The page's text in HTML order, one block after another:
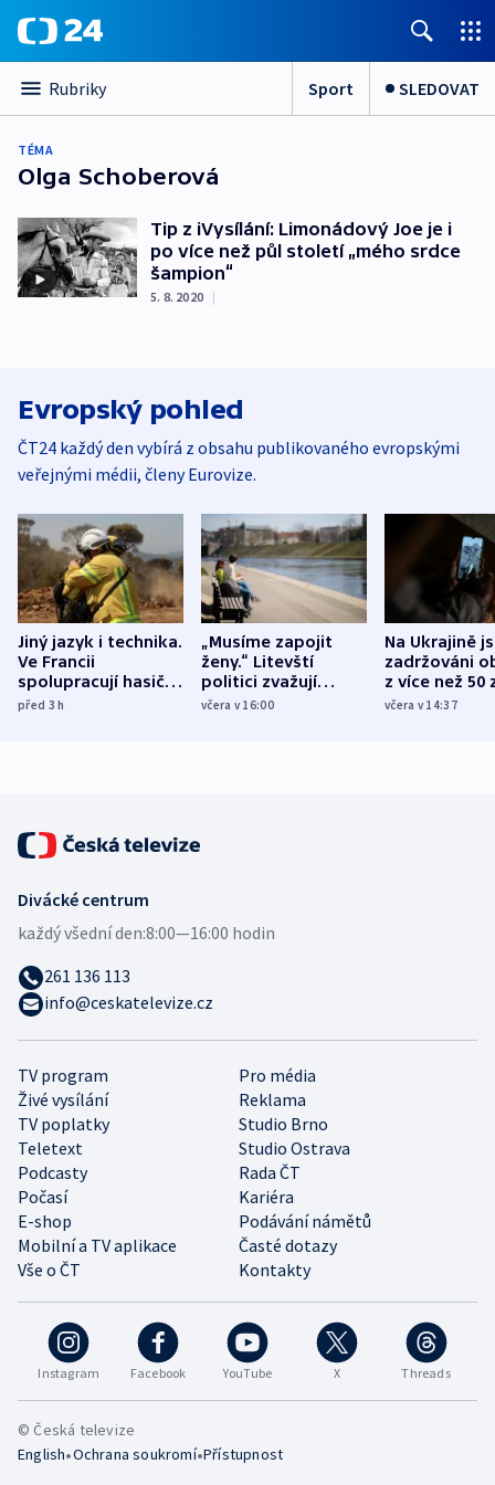
Rubriky Sport SLEDOVAT
TÉMA
Olga Schoberová
Tip z iVysílání: Limonádový Joe je i
po více než půl století „mého srdce
šampion“
5. 8. 2020 |
Evropský pohled
ČT24 každý den vybírá z obsahu publikovaného evropskými
veřejnými médii, členy Eurovize.
Jiný jazyk i technika.
Ve Francii
spolupracují hasiči z
různých zemí
před 3h
„Musíme zapojit
ženy.“ Litevští
politici zvažují
dohodu o
včera v 16:00
Na Ukrajině
zadržováni
z více než 50
Bojovali na
včera v 14:37
Instagram Facebook YouTube X Threads
TV program
Pro média
Živé vysílání
Reklama
TV poplatky
Studio Brno
Teletext
Studio Ostrava
Podcasty
Rada ČT
Počasí
Kariéra
E-shop
Podávání námětů
Mobilní a TV aplikace
Časté dotazy
Vše o ČT
Kontakty
Divácké centrum
každý všední den:8:00—16:00 hodin
261 136 113
info@ceskatelevize.cz
© Česká televize
English•Ochrana soukromí•Přístupnost